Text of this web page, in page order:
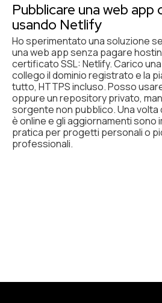
Pubblicare una web
usando Netlify
Ho sperimentato una soluzione
una web app senza pagare
certificato SSL: Netlify. Carico
collego il dominio registrato e la
tutto, HTTPS incluso. Posso
oppure un repository privato,
sorgente non pubblico. Una volta
è online e gli aggiornamenti sono
pratica per progetti personali o
professionali.